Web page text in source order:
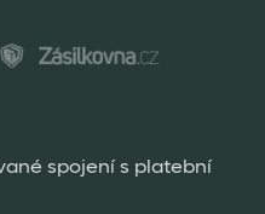
spojení s platební